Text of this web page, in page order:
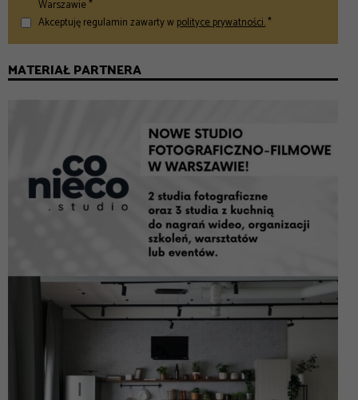
Warszawie *
Akceptuję regulamin zawarty wpolityce prywatności.*
MATERIAŁ PARTNERA